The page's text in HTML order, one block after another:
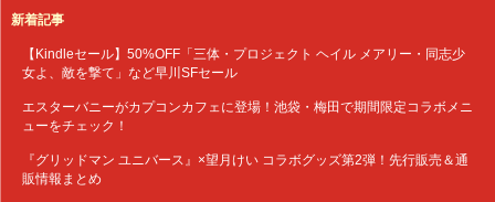
新着記事
【Kindleセール】50%OFF「三体・プロジェクト ヘイル メアリー・同志少
女よ、敵を撃て」など早川SFセール
エスターバニーがカプコンカフェに登場！池袋・梅田で期間限定コラボメニ
ューをチェック！
『グリッドマン ユニバース』×望月けい コラボグッズ第2弾！先行販売＆通
販情報まとめ